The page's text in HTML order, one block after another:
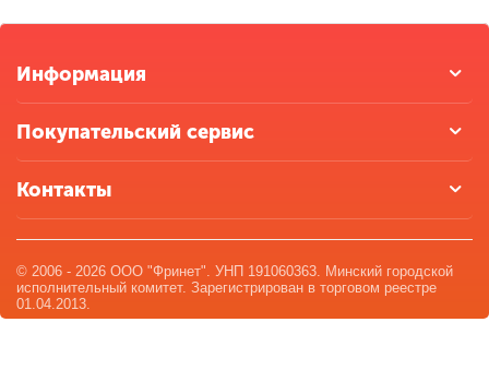
Информация
Покупательский сервис
Контакты
© 2006 - 2026 ООО "Фринет". УНП 191060363. Минский городской
исполнительный комитет. Зарегистрирован в торговом реестре
01.04.2013.